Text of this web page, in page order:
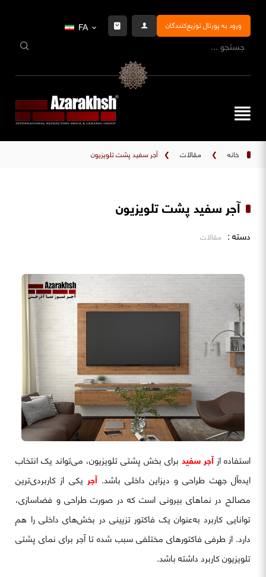
ورود به پورتال توزیع‌کنندگان FA
خانه ❯ مقالات ❯ آجر سفید پشت تلویزیون
آجر سفید پشت تلویزیون
دسته : مقالات
استفاده ازآجر سفیدبرای بخش پشتی تلویزیون، می‌تواند یک انتخاب
ایده‌آل جهت طراحی و دیزاین داخلی باشد.آجر یکی از کاربردی‌ترین
مصالح در نماهای بیرونی است که در صورت طراحی و فضاسازی،
توانایی کاربرد به‌عنوان یک فاکتور تزیینی در بخش‌های داخلی را هم
دارد. از طرفی فاکتورهای مختلفی سبب شده تا آجر برای نمای پشتی
تلویزیون کاربرد داشته باشد.